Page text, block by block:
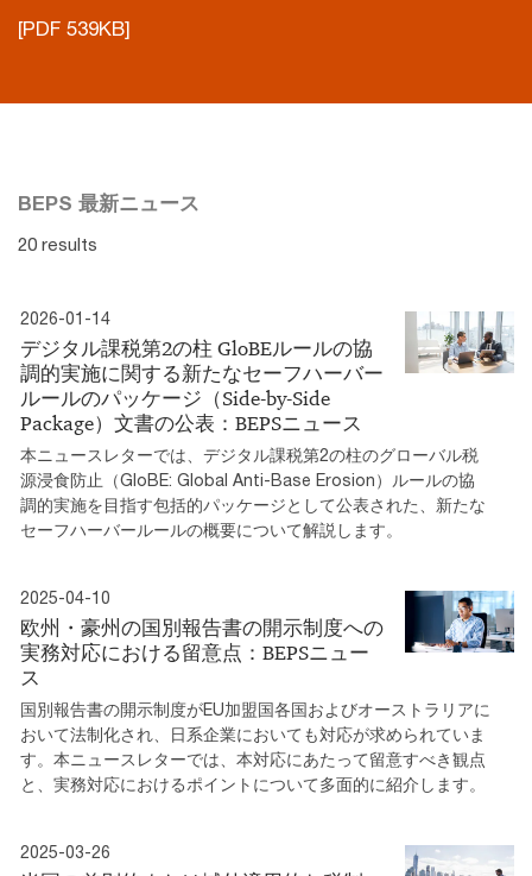
[PDF 539KB]
BEPS 最新ニュース
20 results
2026-01-14
デジタル課税第2の柱 GloBEルールの協
調的実施に関する新たなセーフハーバー
ルールのパッケージ（Side-by-Side
Package）文書の公表：BEPSニュース
本ニュースレターでは、デジタル課税第2の柱のグローバル税
源浸食防止（GloBE: Global Anti-Base Erosion）ルールの協
調的実施を目指す包括的パッケージとして公表された、新たな
セーフハーバールールの概要について解説します。
2025-04-10
欧州・豪州の国別報告書の開示制度への
実務対応における留意点：BEPSニュー
ス
国別報告書の開示制度がEU加盟国各国およびオーストラリアに
おいて法制化され、日系企業においても対応が求められていま
す。本ニュースレターでは、本対応にあたって留意すべき観点
と、実務対応におけるポイントについて多面的に紹介します。
2025-03-26